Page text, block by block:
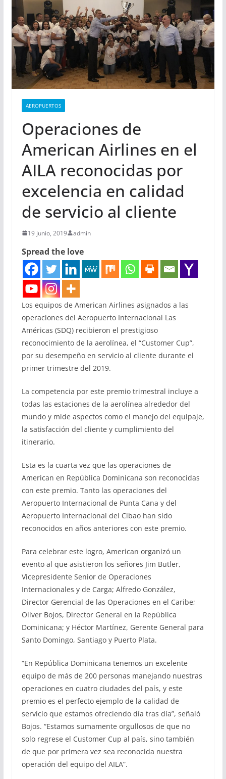
AEROPUERTOS
Operaciones de
American Airlines en el
AILA reconocidas por
excelencia en calidad
de servicio al cliente
19 junio, 2019 admin
Spread the love
Los equipos de American Airlines asignados a las
operaciones del Aeropuerto Internacional Las
Américas (SDQ) recibieron el prestigioso
reconocimiento de la aerolínea, el “Customer Cup”,
por su desempeño en servicio al cliente durante el
primer trimestre del 2019.
La competencia por este premio trimestral incluye a
todas las estaciones de la aerolínea alrededor del
mundo y mide aspectos como el manejo del equipaje,
la satisfacción del cliente y cumplimiento del
itinerario.
Esta es la cuarta vez que las operaciones de
American en República Dominicana son reconocidas
con este premio. Tanto las operaciones del
Aeropuerto Internacional de Punta Cana y del
Aeropuerto Internacional del Cibao han sido
reconocidos en años anteriores con este premio.
Para celebrar este logro, American organizó un
evento al que asistieron los señores Jim Butler,
Vicepresidente Senior de Operaciones
Internacionales y de Carga; Alfredo González,
Director Gerencial de las Operaciones en el Caribe;
Oliver Bojos, Director General en la República
Dominicana; y Héctor Martínez, Gerente General para
Santo Domingo, Santiago y Puerto Plata.
“En República Dominicana tenemos un excelente
equipo de más de 200 personas manejando nuestras
operaciones en cuatro ciudades del país, y este
premio es el perfecto ejemplo de la calidad de
servicio que estamos ofreciendo día tras día”, señaló
Bojos. “Estamos sumamente orgullosos de que no
solo regrese el Customer Cup al país, sino también
de que por primera vez sea reconocida nuestra
operación del equipo del AILA”.